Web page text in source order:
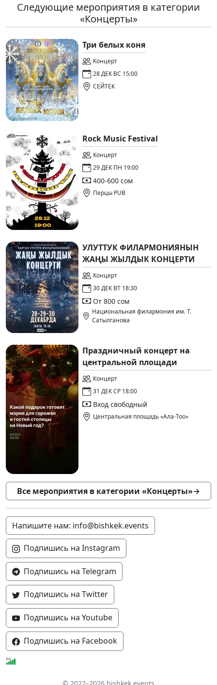
Следующие мероприятия в категории
«Концерты»
Три белых коня
Концерт
28 ДЕК ВС 15:00
СЕЙТЕК
Rock Music Festival
Концерт
29 ДЕК ПН 19:00
400-600 сом
Перцы PUB
УЛУТТУК ФИЛАРМОНИЯНЫН
ЖАҢЫ ЖЫЛДЫК КОНЦЕРТИ
Концерт
30 ДЕК ВТ 18:30
От 800 сом
Национальная филармония им. Т.
Сатылганова
Праздничный концерт на
центральной площади
Концерт
31 ДЕК СР 18:00
Вход свободный
Центральная площадь «Ала-Тоо»
Все мероприятия в категории «Концерты»→
Напишите нам: info@bishkek.events
Подпишись на Instagram
Подпишись на Telegram
Подпишись на Twitter
Подпишись на Youtube
Подпишись на Facebook
© 2022–2026 bishkek.events